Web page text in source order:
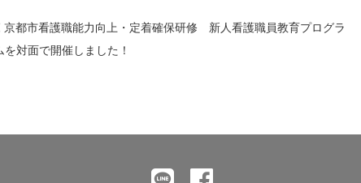
京都市看護職能力向上・定着確保研修 新人看護職員教育プログラ
を対面で開催しました！